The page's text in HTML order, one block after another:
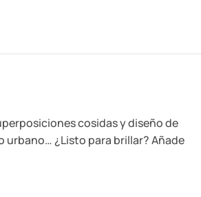
cosidas y diseño de
urbano… ¿Listo para brillar? Añade